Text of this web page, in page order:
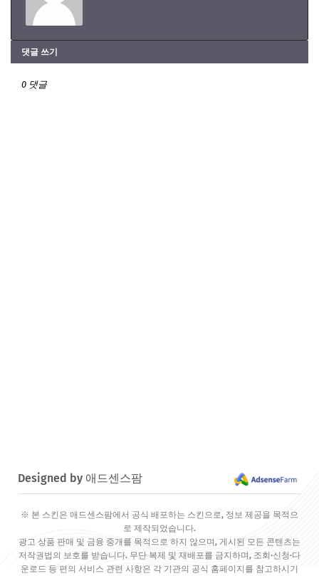
댓글 쓰기
0 댓글
Designed by 애드센스팜
※ 본 스킨은 애드센스팜에서 공식 배포하는 스킨으로, 정보 제공을 목적으
로 제작되었습니다.
광고 상품 판매 및 금융 중개를 목적으로 하지 않으며, 게시된 모든 콘텐츠는
저작권법의 보호를 받습니다. 무단 복제 및 재배포를 금지하며, 조회·신청·다
운로드 등 편의 서비스 관련 사항은 각 기관의 공식 홈페이지를 참고하시기